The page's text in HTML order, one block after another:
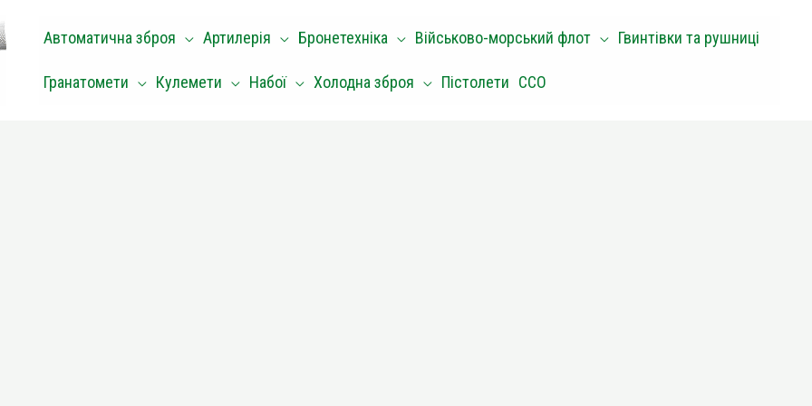
Автоматична зброя Артилерія Бронетехніка Військово-морський флот Гвинтівки та рушниці
Гранатомети Кулемети Набої Холодна зброя Пістолети ССО